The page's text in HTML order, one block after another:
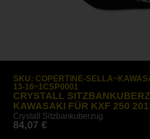
SKU: COPERTINE-
13-16~1CSP0001
CRYSTALL
KAWASAKI FÜR KXF 250
Crystall Sitzbankuberzug
84,07€